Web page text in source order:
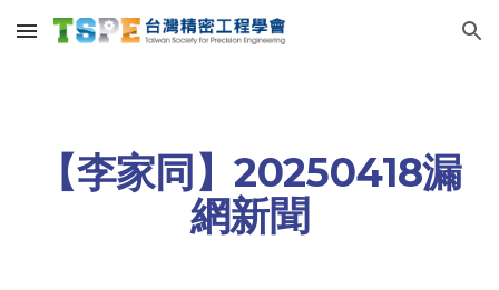
Skip to main content Skip to navigation
【李家同】20250418漏
網新聞